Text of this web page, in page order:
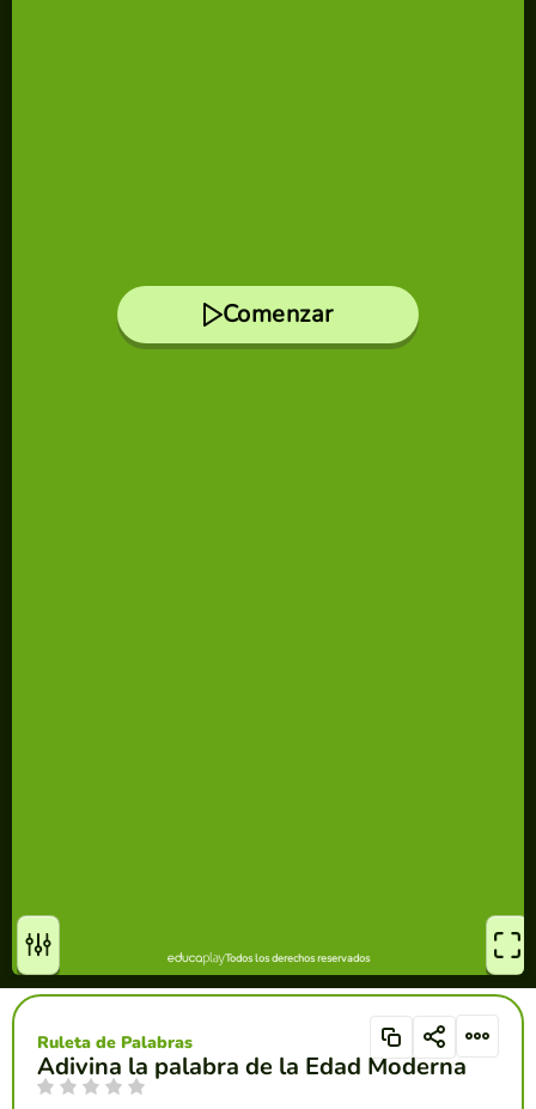
Adivina la palabra de la Edad Moderna
Ruleta de Palabras